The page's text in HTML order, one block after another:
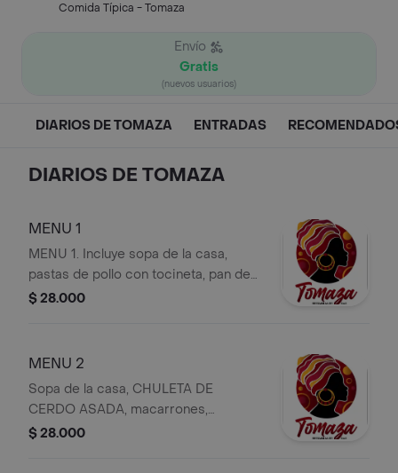
Comida Típica - Tomaza
Envío
Gratis
(nuevos usuarios)
DIARIOS DE TOMAZA ENTRADAS
DIARIOS DE TOMAZA
MENU 1
MENU 1. Incluye sopa de la casa,
pastas de pollo con tocineta, pan de
ajo, bebida y postre.
$ 28.000
MENU 2
Sopa de la casa, CHULETA DE
CERDO ASADA, macarrones,
ensalada, bebida y postre.
$ 28.000